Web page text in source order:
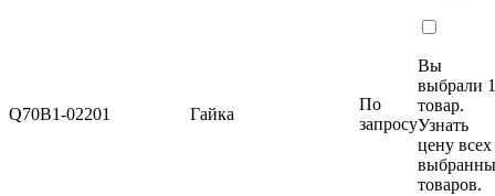
Q70B1-02201 Гайка
По
запросу
Вы
выбрали 1
товар.
Узнать
цену всех
товаров.